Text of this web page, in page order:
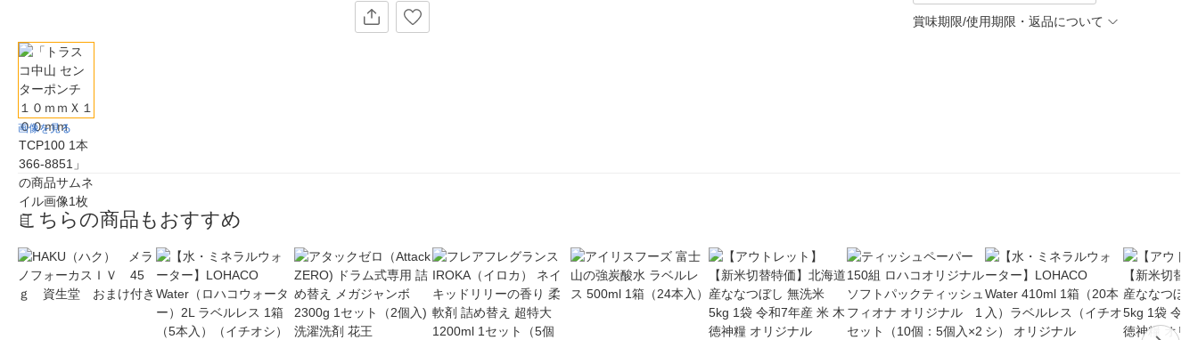
画像を見る
賞味期限/使用期限・返品について
こちらの商品もおすすめ